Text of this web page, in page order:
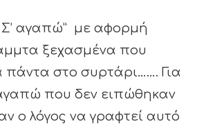
αγαπώ” με αφορμή
ξεχασμένα που
πάντα στο συρτάρι……. Για
που δεν ειπώθηκαν
ο λόγος να γραφτεί αυτό